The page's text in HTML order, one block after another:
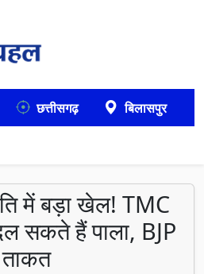
छत्तीसगढ़ बिलासपुर
में बड़ा खेल! TMC
सकते हैं पाला, BJP